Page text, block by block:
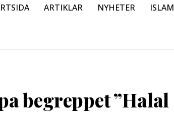
ARTIKLAR NYHETER ISLAM
begreppet ”Halal